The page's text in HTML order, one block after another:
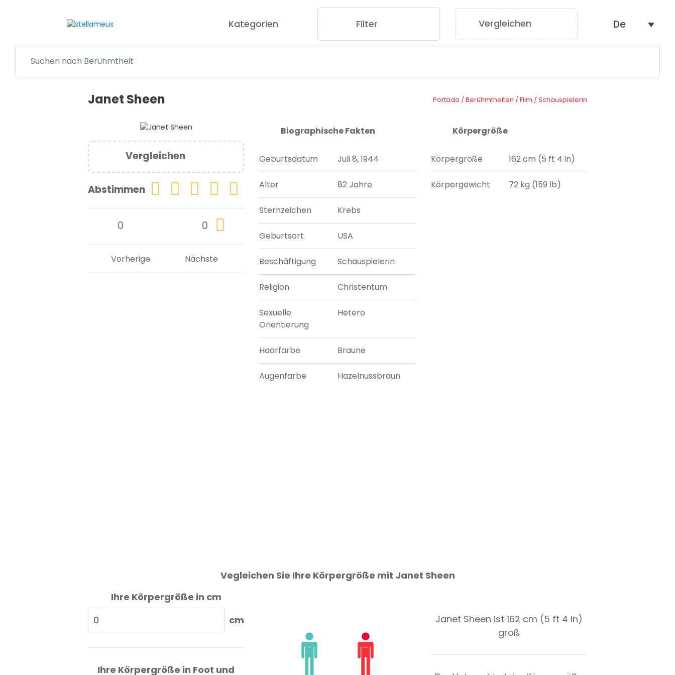
Kategorien Filter Vergleichen De
Janet Sheen Portada /Berühmtheiten /Film /Schauspielerin
Vergleichen
Abstimmen
0 0
Nächste
Vorherige
Biographische Fakten
Geburtsdatum Juli 8, 1944
Alter 82 Jahre
Sternzeichen Krebs
Geburtsort USA
Beschäftigung Schauspielerin
Religion Christentum
Sexuelle
Orientierung
Hetero
Haarfarbe Braune
Augenfarbe Hazelnussbraun
Körpergröße
Körpergröße 162 cm (5 ft 4 in)
Körpergewicht 72 kg (159 lb)
Vegleichen Sie Ihre Körpergröße mit Janet Sheen
Ihre Körpergröße in cm
cm
Ihre Körpergröße in Foot und
Janet Sheen ist 162 cm (5 ft 4 in)
groß